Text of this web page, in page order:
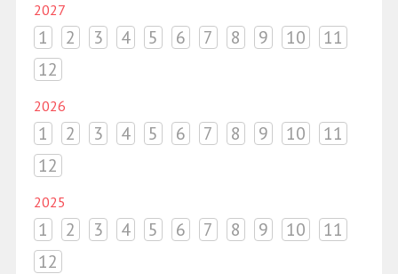
2027
1 2 3 4 5 6 7 8 9 10
11
12
2026
1 2 3 4 5 6 7 8 9 10
11
12
2025
1 2 3 4 5 6 7 8 9 10
11
12